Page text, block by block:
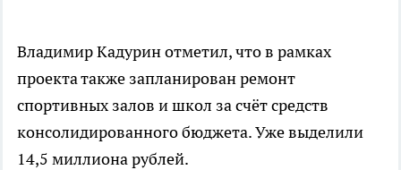
Владимир Кадурин отметил, что в рамках
проекта также запланирован ремонт
спортивных залов и школ за счёт средств
консолидированного бюджета. Уже выделили
14,5 миллиона рублей.